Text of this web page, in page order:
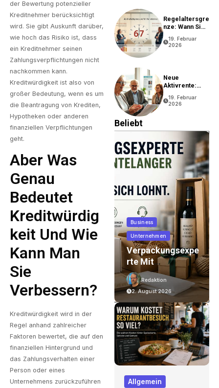
der Bewertung potenzieller
Kreditnehmer berücksichtigt
wird. Sie gibt Auskunft darüber,
wie hoch das Risiko ist, dass
ein Kreditnehmer seinen
Zahlungsverpflichtungen nicht
nachkommen kann.
Kreditwürdigkeit ist also von
großer Bedeutung, wenn es um
die Beantragung von Krediten,
Hypotheken oder anderen
finanziellen Verpflichtungen
geht.
Aber Was
Genau
Bedeutet
Kreditwürdig
Keit Und Wie
Kann Man
Sie
Verbessern?
Kreditwürdigkeit wird in der
Regel anhand zahlreicher
Faktoren bewertet, die auf den
finanziellen Hintergrund und
das Zahlungsverhalten einer
Person oder eines
Unternehmens zurückzuführen
Regelaltersgre
Nze: Wann Sie
Können
19. Februar
2026
Neue
Aktivrente:
Bedingungen
19. Februar
2026
Beliebt
Allgemein
Essen Gehen Wird
Zum Luxus? Wie
Gastronomiepreis
E Entstehen Und
Worauf Gäste
3. August 2026
Business
Unternehmen
Verpackungsexpe
Rte Mit
Jahrzehntelanger
Erfahrung – Ein
Blick, Der Sich
Lohnt
Redaktion
2. August 2026
Allgemein